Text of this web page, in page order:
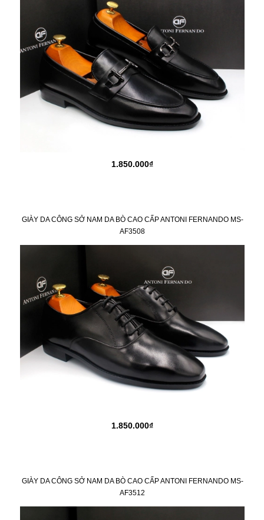
1.850.000₫
GIÀY DA CÔNG SỞ NAM DA BÒ CAO CẤP ANTONI FERNANDO MS-
AF3508
1.850.000₫
GIÀY DA CÔNG SỞ NAM DA BÒ CAO CẤP ANTONI FERNANDO MS-
AF3512